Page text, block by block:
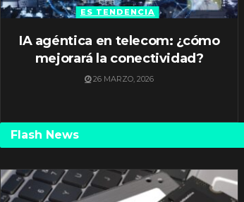
ES TENDENCIA
IA agéntica en telecom: ¿cómo
mejorará la conectividad?
26 MARZO, 2026
Flash News